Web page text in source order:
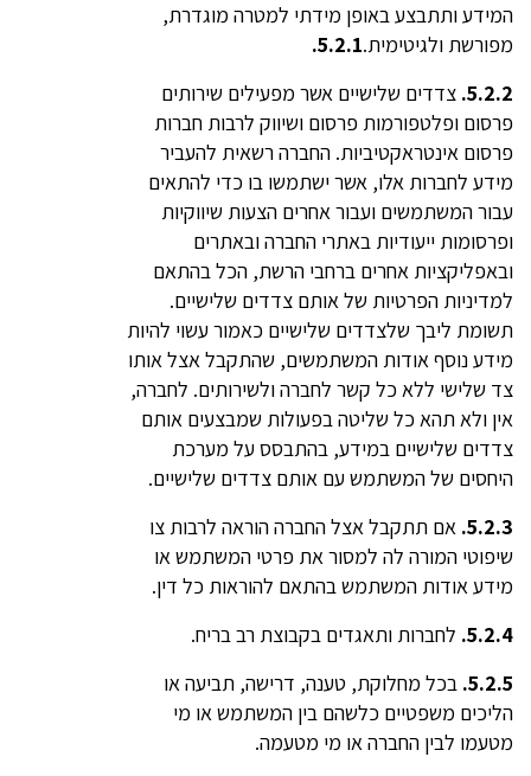
המידע ותתבצע באופן מידתי למטרה מוגדרת,
מפורשת ולגיטימית.5.2.1.
5.2.2. צדדים שלישיים אשר מפעילים שירותים
פרסום ופלטפורמות פרסום ושיווק לרבות חברות
פרסום אינטראקטיביות. החברה רשאית להעביר
מידע לחברות אלו, אשר ישתמשו בו כדי להתאים
עבור המשתמשים ועבור אחרים הצעות שיווקיות
ופרסומות ייעודיות באתרי החברה ובאתרים
ובאפליקציות אחרים ברחבי הרשת, הכל בהתאם
למדיניות הפרטיות של אותם צדדים שלישיים.
תשומת ליבך שלצדדים שלישיים כאמור עשוי להיות
מידע נוסף אודות המשתמשים, שהתקבל אצל אותו
צד שלישי ללא כל קשר לחברה ולשירותים. לחברה,
אין ולא תהא כל שליטה בפעולות שמבצעים אותם
צדדים שלישיים במידע, בהתבסס על מערכת
היחסים של המשתמש עם אותם צדדים שלישיים.
5.2.3. אם תתקבל אצל החברה הוראה לרבות צו
שיפוטי המורה לה למסור את פרטי המשתמש או
מידע אודות המשתמש בהתאם להוראות כל דין.
5.2.4. לחברות ותאגדים בקבוצת רב בריח.
5.2.5. בכל מחלוקת, טענה, דרישה, תביעה או
הליכים משפטיים כלשהם בין המשתמש או מי
מטעמו לבין החברה או מי מטעמה.